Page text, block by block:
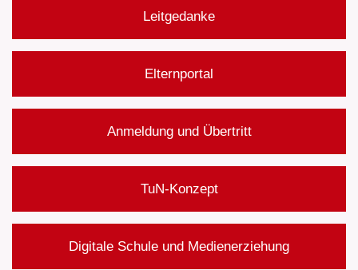
Leitgedanke
Elternportal
Anmeldung und Übertritt
TuN-Konzept
Digitale Schule und Medienerziehung